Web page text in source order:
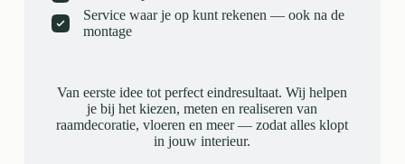
Service waar je op kunt rekenen — ook na de
montage
Van eerste idee tot perfect eindresultaat. Wij helpen
je bij het kiezen, meten en realiseren van
raamdecoratie, vloeren en meer — zodat alles klopt
in jouw interieur.